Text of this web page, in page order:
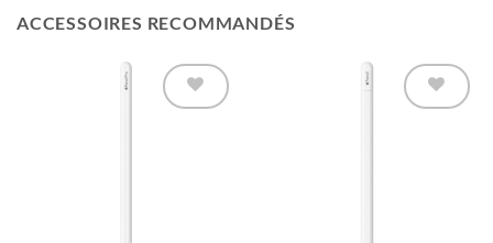
Lumière stellaire
Capacité de stockage
ACCESSOIRES RECOMMANDÉS